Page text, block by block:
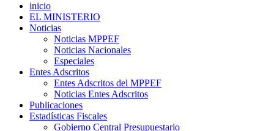
inicio
EL MINISTERIO
Noticias
Noticias MPPEF
Noticias Nacionales
Especiales
Entes Adscritos
Entes Adscritos del MPPEF
Noticias Entes Adscritos
Publicaciones
Estadísticas Fiscales
Gobierno Central Presupuestario